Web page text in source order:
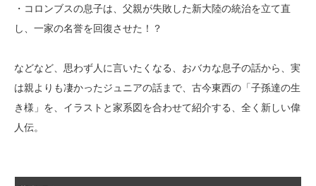
・コロンブスの息子は、父親が失敗した新大陸の統治を立て直
し、一家の名誉を回復させた！？
などなど、思わず人に言いたくなる、おバカな息子の話から、実
は親よりも凄かったジュニアの話まで、古今東西の「子孫達の生
き様」を、イラストと家系図を合わせて紹介する、全く新しい偉
人伝。